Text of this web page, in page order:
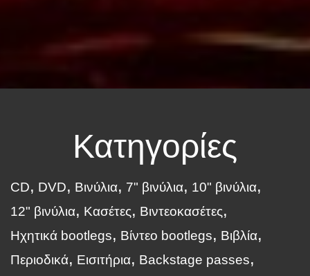
Κατηγορίες
CD DVD Βινύλια 7" βινύλια
10" βινύλια
12" βινύλια
Κασέτες
Βιντεοκασέτες
Ηχητικά bootlegs
Βίντεο bootlegs
Βιβλία
Περιοδικά
Εισιτήρια
Backstage passes